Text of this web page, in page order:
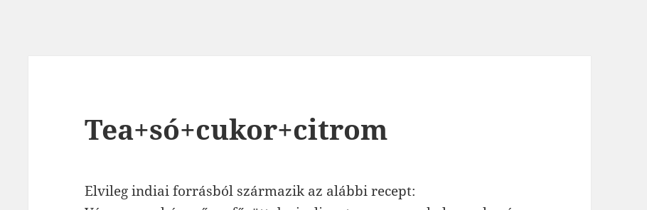
Tea+só+cukor+citrom
Elvileg indiai forrásból származik az alábbi recept: